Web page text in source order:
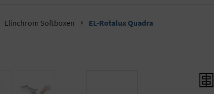
Elinchrom Softboxen EL-Rotalux Quadra